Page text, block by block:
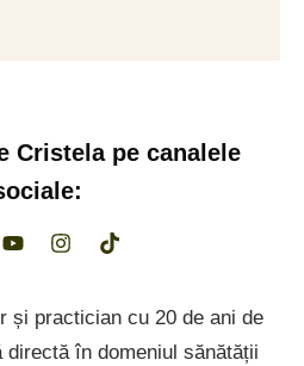
Cristelape canalele
și practician cu 20 de ani de
directă în domeniul sănătății